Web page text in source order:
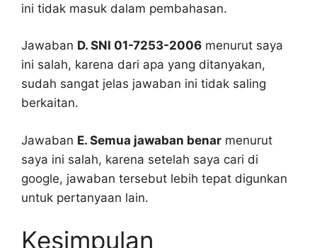
ini tidak masuk dalam pembahasan.
Jawaban D. SNI 01-7253-2006 menurut saya
ini salah, karena dari apa yang ditanyakan,
sudah sangat jelas jawaban ini tidak saling
berkaitan.
Jawaban E. Semua jawaban benar menurut
saya ini salah, karena setelah saya cari di
google, jawaban tersebut lebih tepat digunkan
untuk pertanyaan lain.
Kesimpulan